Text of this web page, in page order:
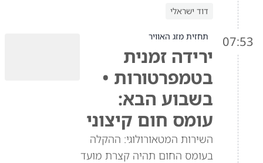
דוד ישראלי
07:53 תחזית מזג האוויר
ירידה זמנית
בטמפרטורות •
בשבוע הבא:
עומס חום קיצוני
השירות המטאורולוגי: ההקלה
בעומס החום תהיה קצרת מועד